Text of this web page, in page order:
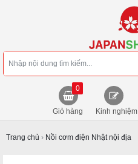
Giỏ hàng
0
Kinh nghiệm
Trang chủ › Nồi cơm điện Nhật nội địa